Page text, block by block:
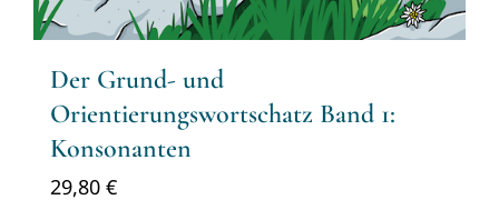
Der Grund- und
Orientierungswortschatz Band 1:
Konsonanten
29,80 €